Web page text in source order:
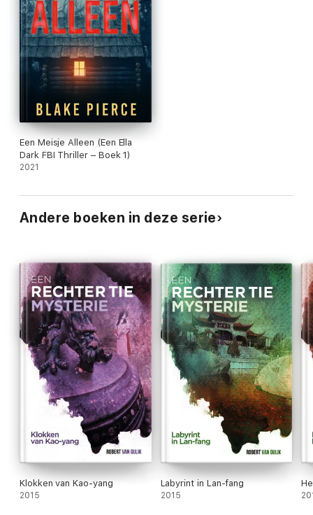
Een Meisje Alleen (Een Ella
Dark FBI Thriller – Boek 1)
2021
Andere boeken in deze serie
Klokken van Kao-yang
2015
Labyrint in Lan-fang
2015